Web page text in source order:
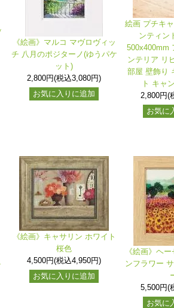
《絵画》マルコ マヴロヴィッ
チ 八月のポジターノ(ゆうパケ
ット)
2,800円(税込3,080円)
お気に入りに追加
絵画 プチキ
ンティン
500x400mm
ンテリア リ
部屋 壁飾り
ト キャ
2,800円(
お気に
《絵画》キャサリン ホワイト
桜色
4,500円(税込4,950円)
お気に入りに追加
《絵画》ヘ
ンフラワー
5,500円(
お気に